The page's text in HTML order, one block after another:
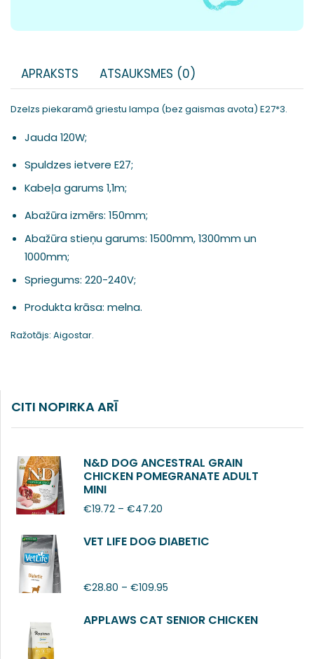
APRAKSTS ATSAUKSMES (0)
Dzelzs piekaramā griestu lampa (bez gaismas avota) E27*3.
Jauda120W;
Spuldzes ietvere E27;
Kabeļa garums 1,1m;
Abažūra izmērs: 150mm;
Abažūra stieņu garums: 1500mm, 1300mm un
1000mm;
Spriegums: 220-240V;
Produkta krāsa: melna.
Ražotājs: Aigostar.
CITI NOPIRKA ARĪ
N&D DOG ANCESTRAL GRAIN
CHICKEN POMEGRANATE ADULT
MINI
€19.72 – €47.20
VET LIFE DOG DIABETIC
€28.80 – €109.95
APPLAWS CAT SENIOR CHICKEN